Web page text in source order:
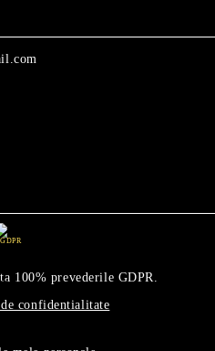
GDPR
100% prevederile GDPR.
confidentialitate